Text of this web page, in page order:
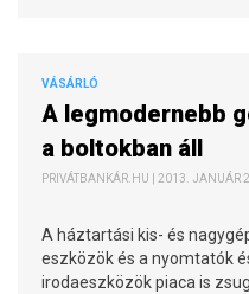
VÁSÁRLÓ
A legmodernebb
a boltokban áll
PRIVÁTBANKÁR.HU | 2013. JANUÁR
A háztartási kis- és
eszközök és a nyomtatók
irodaeszközök piaca is